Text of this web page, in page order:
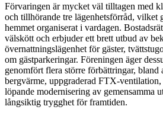
Förvaringen är mycket väl tilltagen med
och tillhörande tre lägenhetsförråd, vilket
hemmet organiserat i vardagen.
välskött och erbjuder ett brett utbud av
övernattningslägenhet för gäster,
om gästparkeringar. Föreningen äger
genomfört flera större förbättringar, bland
bergvärme, uppgraderad FTX-ventilation,
löpande modernisering av gemensamma
långsiktig trygghet för framtiden.